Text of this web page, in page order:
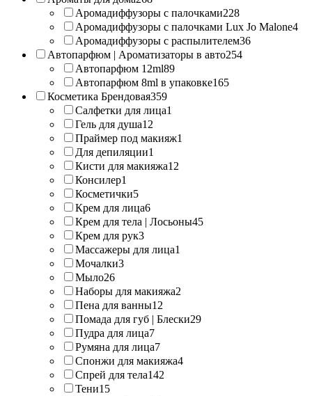
Аромадиффузоры с палочками228
Аромадиффузоры с палочками Lux Jo Malone4
Аромадиффузоры с распылителем36
Автопарфюм | Ароматизаторы в авто254
Автопарфюм 12ml89
Автопарфюм 8ml в упаковке165
Косметика Брендовая359
Салфетки для лица1
Гель для душа12
Праймер под макияж1
Для депиляции1
Кисти для макияжа12
Консилер1
Косметички5
Крем для лица6
Крем для тела | Лосьоны45
Крем для рук3
Массажеры для лица1
Мочалки3
Мыло26
Наборы для макияжа2
Пена для ванны12
Помада для губ | Блески29
Пудра для лица7
Румяна для лица7
Спонжи для макияжа4
Спрей для тела142
Тени15